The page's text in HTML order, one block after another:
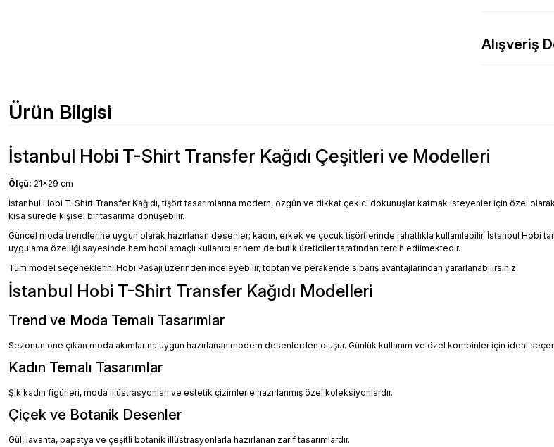
Alışveriş
Ürün Bilgisi
İstanbul Hobi T-Shirt Transfer Kağıdı Çeşitleri ve Modelleri
Ölçü: 21x29 cm
İstanbul Hobi T-Shirt Transfer Kağıdı, tişört tasarımlarına modern, özgün ve dikkat çekici dokunuşlar katmak isteyenler için özel
kısa sürede kişisel bir tasarıma dönüşebilir.
Güncel moda trendlerine uygun olarak hazırlanan desenler; kadın, erkek ve çocuk tişörtlerinde rahatlıkla kullanılabilir. İstanbul Hobi
uygulama özelliği sayesinde hem hobi amaçlı kullanıcılar hem de butik üreticiler tarafından tercih edilmektedir.
Tüm model seçeneklerini Hobi Pasajı üzerinden inceleyebilir, toptan ve perakende sipariş avantajlarından yararlanabilirsiniz.
İstanbul Hobi T-Shirt Transfer Kağıdı Modelleri
Trend ve Moda Temalı Tasarımlar
Sezonun öne çıkan moda akımlarına uygun hazırlanan modern desenlerden oluşur. Günlük kullanım ve özel kombinler için ideal
Kadın Temalı Tasarımlar
Şık kadın figürleri, moda illüstrasyonları ve estetik çizimlerle hazırlanmış özel koleksiyonlardır.
Çiçek ve Botanik Desenler
Gül, lavanta, papatya ve çeşitli botanik illüstrasyonlarla hazırlanan zarif tasarımlardır.